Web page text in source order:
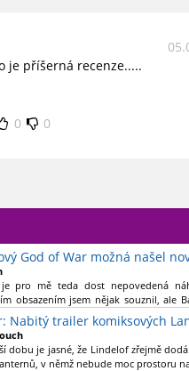
je příšerná recenze.....
0 0
God of War možná našel
pro mě teda dost nepovedená
obsazením jsem nějak souznil, ale
Nabitý trailer komiksových
dobu je jasné, že Lindelof zřejmě
v němž nebude moc prostoru